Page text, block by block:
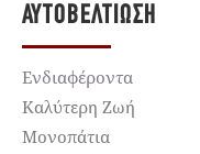
ΑΥΤΟΒΕΛΤΊΩΣΗ
Ενδιαφέροντα
Καλύτερη Ζωή
Μονοπάτια